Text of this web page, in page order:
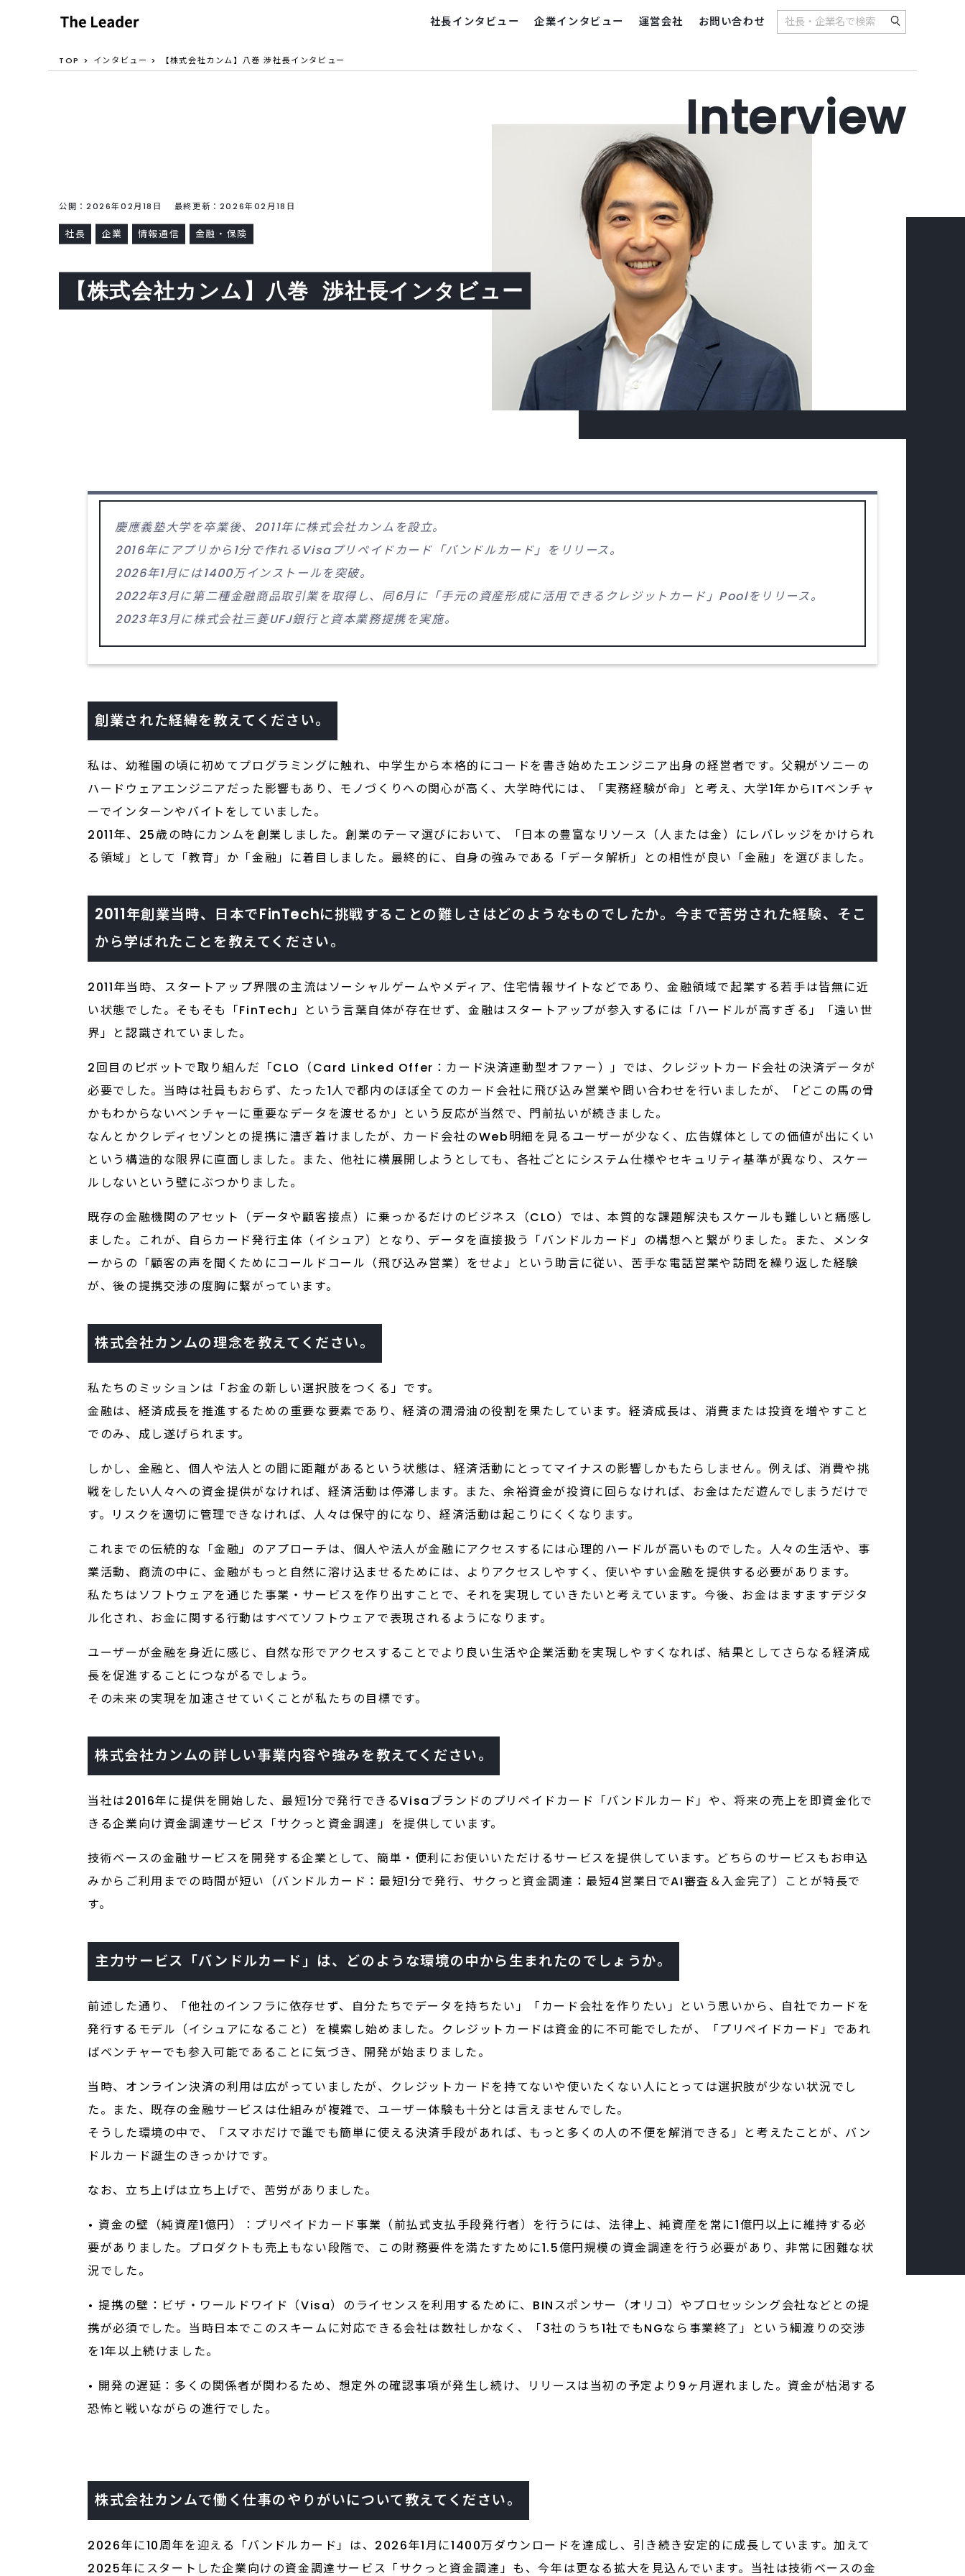
社長インタビュー 企業インタビュー 運営会社 お問い合わせ
TOP インタビュー 【株式会社カンム】八巻 渉社長インタビュー
公開：2026年02月18日 最終更新：2026年02月18日
社長 企業 情報通信 金融・保険
【株式会社カンム】八巻 渉社長インタビュー
慶應義塾大学を卒業後、2011年に株式会社カンムを設立。
2016年にアプリから1分で作れるVisaプリペイドカード「バンドルカード」をリリース。
2026年1月には1400万インストールを突破。
2022年3月に第二種金融商品取引業を取得し、同6月に「手元の資産形成に活用できるクレジットカード」Poolをリリース。
2023年3月に株式会社三菱UFJ銀行と資本業務提携を実施。
創業された経緯を教えてください。
私は、幼稚園の頃に初めてプログラミングに触れ、中学生から本格的にコードを書き始めたエンジニア出身の経営者です。父親がソニーの
ハードウェアエンジニアだった影響もあり、モノづくりへの関心が高く、大学時代には、「実務経験が命」と考え、大学1年からITベンチャ
ーでインターンやバイトをしていました。
2011年、25歳の時にカンムを創業しました。創業のテーマ選びにおいて、「日本の豊富なリソース（人または金）にレバレッジをかけられ
る領域」として「教育」か「金融」に着目しました。最終的に、自身の強みである「データ解析」との相性が良い「金融」を選びました。
2011年創業当時、日本でFinTechに挑戦することの難しさはどのようなものでしたか。今まで苦労された経験、そこ
から学ばれたことを教えてください。
2011年当時、スタートアップ界隈の主流はソーシャルゲームやメディア、住宅情報サイトなどであり、金融領域で起業する若手は皆無に近
い状態でした。そもそも「FinTech」という言葉自体が存在せず、金融はスタートアップが参入するには「ハードルが高すぎる」「遠い世
界」と認識されていました。
2回目のピボットで取り組んだ「CLO（Card Linked Offer：カード決済連動型オファー）」では、クレジットカード会社の決済データが
必要でした。当時は社員もおらず、たった1人で都内のほぼ全てのカード会社に飛び込み営業や問い合わせを行いましたが、「どこの馬の骨
かもわからないベンチャーに重要なデータを渡せるか」という反応が当然で、門前払いが続きました。
なんとかクレディセゾンとの提携に漕ぎ着けましたが、カード会社のWeb明細を見るユーザーが少なく、広告媒体としての価値が出にくい
という構造的な限界に直面しました。また、他社に横展開しようとしても、各社ごとにシステム仕様やセキュリティ基準が異なり、スケー
ルしないという壁にぶつかりました。
既存の金融機関のアセット（データや顧客接点）に乗っかるだけのビジネス（CLO）では、本質的な課題解決もスケールも難しいと痛感し
ました。これが、自らカード発行主体（イシュア）となり、データを直接扱う「バンドルカード」の構想へと繋がりました。また、メンタ
ーからの「顧客の声を聞くためにコールドコール（飛び込み営業）をせよ」という助言に従い、苦手な電話営業や訪問を繰り返した経験
が、後の提携交渉の度胸に繋がっています。
株式会社カンムの理念を教えてください。
私たちのミッションは「お金の新しい選択肢をつくる」です。
金融は、経済成長を推進するための重要な要素であり、経済の潤滑油の役割を果たしています。経済成長は、消費または投資を増やすこと
でのみ、成し遂げられます。
しかし、金融と、個人や法人との間に距離があるという状態は、経済活動にとってマイナスの影響しかもたらしません。例えば、消費や挑
戦をしたい人々への資金提供がなければ、経済活動は停滞します。また、余裕資金が投資に回らなければ、お金はただ遊んでしまうだけで
す。リスクを適切に管理できなければ、人々は保守的になり、経済活動は起こりにくくなります。
これまでの伝統的な「金融」のアプローチは、個人や法人が金融にアクセスするには心理的ハードルが高いものでした。人々の生活や、事
業活動、商流の中に、金融がもっと自然に溶け込ませるためには、よりアクセスしやすく、使いやすい金融を提供する必要があります。
私たちはソフトウェアを通じた事業・サービスを作り出すことで、それを実現していきたいと考えています。今後、お金はますますデジタ
ル化され、お金に関する行動はすべてソフトウェアで表現されるようになります。
ユーザーが金融を身近に感じ、自然な形でアクセスすることでより良い生活や企業活動を実現しやすくなれば、結果としてさらなる経済成
長を促進することにつながるでしょう。
その未来の実現を加速させていくことが私たちの目標です。
株式会社カンムの詳しい事業内容や強みを教えてください。
当社は2016年に提供を開始した、最短1分で発行できるVisaブランドのプリペイドカード「バンドルカード」や、将来の売上を即資金化で
きる企業向け資金調達サービス「サクっと資金調達」を提供しています。
技術ベースの金融サービスを開発する企業として、簡単・便利にお使いいただけるサービスを提供しています。どちらのサービスもお申込
みからご利用までの時間が短い（バンドルカード：最短1分で発行、サクっと資金調達：最短4営業日でAI審査＆入金完了）ことが特長で
す。
主力サービス「バンドルカード」は、どのような環境の中から生まれたのでしょうか。
前述した通り、「他社のインフラに依存せず、自分たちでデータを持ちたい」「カード会社を作りたい」という思いから、自社でカードを
発行するモデル（イシュアになること）を模索し始めました。クレジットカードは資金的に不可能でしたが、「プリペイドカード」であれ
ばベンチャーでも参入可能であることに気づき、開発が始まりました。
当時、オンライン決済の利用は広がっていましたが、クレジットカードを持てないや使いたくない人にとっては選択肢が少ない状況でし
た。また、既存の金融サービスは仕組みが複雑で、ユーザー体験も十分とは言えませんでした。
そうした環境の中で、「スマホだけで誰でも簡単に使える決済手段があれば、もっと多くの人の不便を解消できる」と考えたことが、バン
ドルカード誕生のきっかけです。
なお、立ち上げは立ち上げで、苦労がありました。
• 資金の壁（純資産1億円）：プリペイドカード事業（前払式支払手段発行者）を行うには、法律上、純資産を常に1億円以上に維持する必
要がありました。プロダクトも売上もない段階で、この財務要件を満たすために1.5億円規模の資金調達を行う必要があり、非常に困難な状
況でした。
• 提携の壁：ビザ・ワールドワイド（Visa）のライセンスを利用するために、BINスポンサー（オリコ）やプロセッシング会社などとの提
携が必須でした。当時日本でこのスキームに対応できる会社は数社しかなく、「3社のうち1社でもNGなら事業終了」という綱渡りの交渉
を1年以上続けました。
• 開発の遅延：多くの関係者が関わるため、想定外の確認事項が発生し続け、リリースは当初の予定より9ヶ月遅れました。資金が枯渇する
恐怖と戦いながらの進行でした。
株式会社カンムで働く仕事のやりがいについて教えてください。
2026年に10周年を迎える「バンドルカード」は、2026年1月に1400万ダウンロードを達成し、引き続き安定的に成長しています。加えて
2025年にスタートした企業向けの資金調達サービス「サクっと資金調達」も、今年は更なる拡大を見込んでいます。当社は技術ベースの金